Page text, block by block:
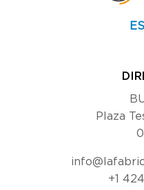
ES
Plaza
+1